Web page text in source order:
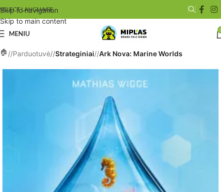
Skip to navigation
Skip to main content
SELECT LANGUAGE
MENIU
/ Parduotuvė/ Strateginiai/ Ark Nova: Marine Worlds